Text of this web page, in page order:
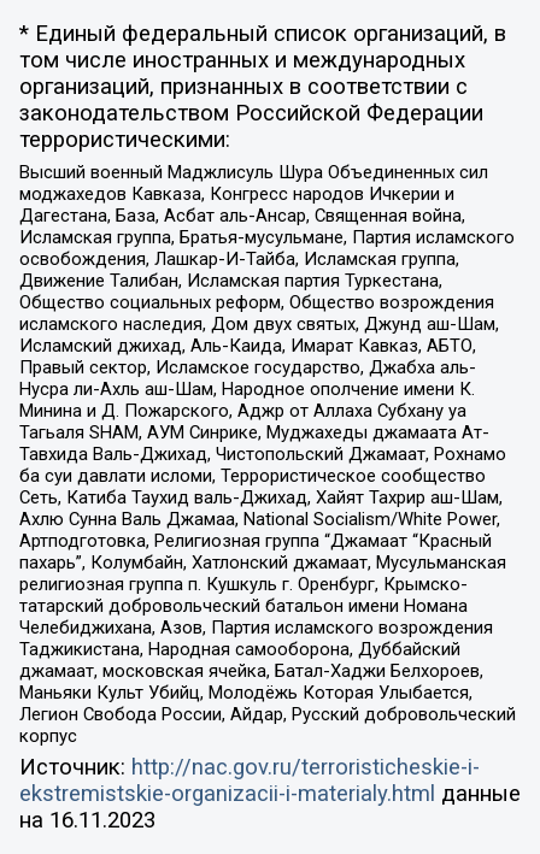
* Единый федеральный список организаций, в
том числе иностранных и международных
организаций, признанных в соответствии с
законодательством Российской Федерации
террористическими:
Высший военный Маджлисуль Шура Объединенных сил
моджахедов Кавказа, Конгресс народов Ичкерии и
Дагестана, База, Асбат аль-Ансар, Священная война,
Исламская группа, Братья-мусульмане, Партия исламского
освобождения, Лашкар-И-Тайба, Исламская группа,
Движение Талибан, Исламская партия Туркестана,
Общество социальных реформ, Общество возрождения
исламского наследия, Дом двух святых, Джунд аш-Шам,
Исламский джихад, Аль-Каида, Имарат Кавказ, АБТО,
Правый сектор, Исламское государство, Джабха аль-
Нусра ли-Ахль аш-Шам, Народное ополчение имени К.
Минина и Д. Пожарского, Аджр от Аллаха Субхану уа
Тагьаля SHAM, АУМ Синрике, Муджахеды джамаата Ат-
Тавхида Валь-Джихад, Чистопольский Джамаат, Рохнамо
ба суи давлати исломи, Террористическое сообщество
Сеть, Катиба Таухид валь-Джихад, Хайят Тахрир аш-Шам,
Ахлю Сунна Валь Джамаа, National Socialism/White Power,
Артподготовка, Религиозная группа “Джамаат “Красный
пахарь”, Колумбайн, Хатлонский джамаат, Мусульманская
религиозная группа п. Кушкуль г. Оренбург, Крымско-
татарский добровольческий батальон имени Номана
Челебиджихана, Азов, Партия исламского возрождения
Таджикистана, Народная самооборона, Дуббайский
джамаат, московская ячейка, Батал-Хаджи Белхороев,
Маньяки Культ Убийц, Молодёжь Которая Улыбается,
Легион Свобода России, Айдар, Русский добровольческий
корпус
Источник: http://nac.gov.ru/terroristicheskie-i-
ekstremistskie-organizacii-i-materialy.html данные
на 16.11.2023